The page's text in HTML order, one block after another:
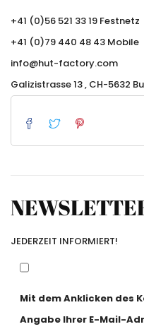
+41 (0)56 521 33 19 Festnetz
+41 (0)79 440 48 43 Mobile
info@hut-factory.com
Galizistrasse 13 , CH-5632
JEDERZEIT INFORMIERT!
Mit dem Anklicken des
Angabe Ihrer E-Mail-